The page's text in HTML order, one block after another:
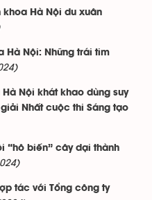
khoa Hà Nội du xuân
Hà Nội: Những trái tim
Nội khát khao dùng suy
Nhất cuộc thi Sáng tạo
“hô biến” cây dại thành
tác với Tổng công ty